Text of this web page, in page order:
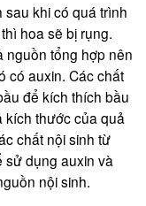
khi có quá trình
hoa sẽ bị rụng.
nguồn tổng hợp nên
có auxin. Các chất
để kích thích bầu
kích thước của quả
chất nội sinh từ
sử dụng auxin và
nội sinh.